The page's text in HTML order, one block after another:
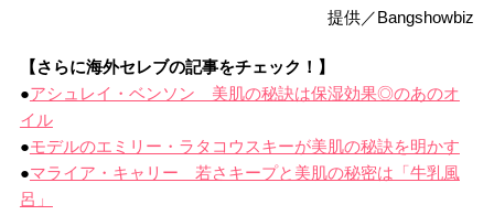
提供／Bangshowbiz
【さらに海外セレブの記事をチェック！】
●アシュレイ・ベンソン 美肌の秘訣は保湿効果◎のあのオ
イル
●モデルのエミリー・ラタコウスキーが美肌の秘訣を明かす
●マライア・キャリー 若さキープと美肌の秘密は「牛乳風
呂」